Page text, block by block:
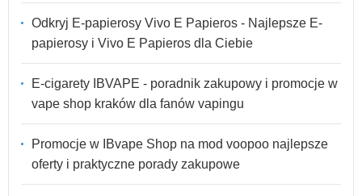
Odkryj E-papierosy Vivo E Papieros - Najlepsze E-
papierosy i Vivo E Papieros dla Ciebie
E-cigarety IBVAPE - poradnik zakupowy i promocje w
vape shop kraków dla fanów vapingu
Promocje w IBvape Shop na mod voopoo najlepsze
oferty i praktyczne porady zakupowe